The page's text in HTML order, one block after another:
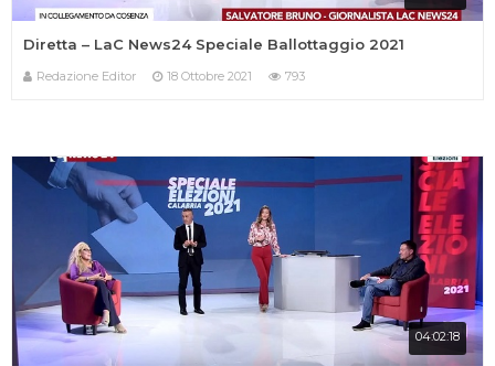
Diretta – LaC News24 Speciale Ballottaggio 2021
Redazione Editor 18 Ottobre 2021 793
04:02:18